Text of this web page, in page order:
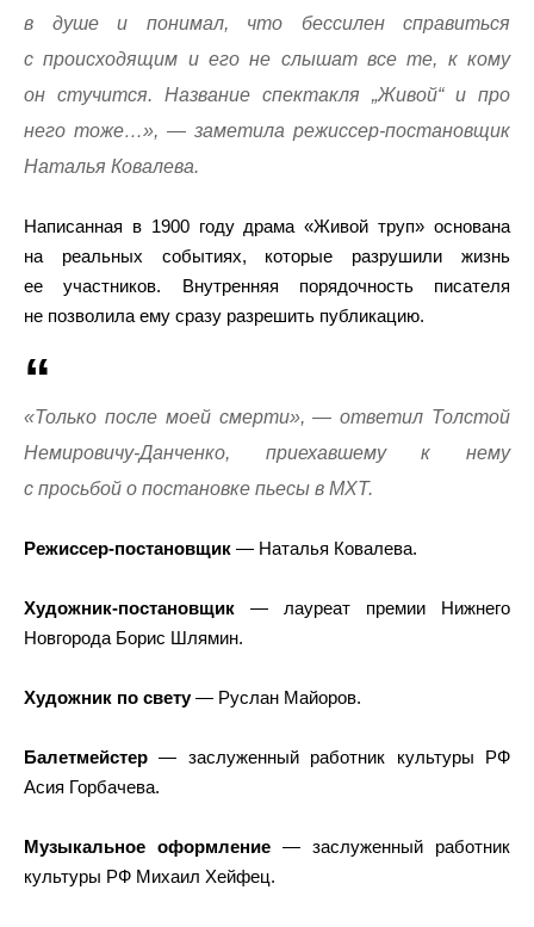
в душе и понимал, что бессилен справиться
с происходящим и его не слышат все те, к кому
он стучится. Название спектакля „Живой“ и про
него тоже…», — заметила режиссер-постановщик
Наталья Ковалева.
Написанная в 1900 году драма «Живой труп» основана
на реальных событиях, которые разрушили жизнь
ее участников. Внутренняя порядочность писателя
не позволила ему сразу разрешить публикацию.
«Только после моей смерти», — ответил Толстой
Немировичу-Данченко, приехавшему к нему
с просьбой о постановке пьесы в МХТ.
Режиссер-постановщик — Наталья Ковалева.
Художник-постановщик — лауреат премии Нижнего
Новгорода Борис Шлямин.
Художник по свету— Руслан Майоров.
Балетмейстер — заслуженный работник культуры РФ
Асия Горбачева.
Музыкальное оформление — заслуженный работник
культуры РФ Михаил Хейфец.